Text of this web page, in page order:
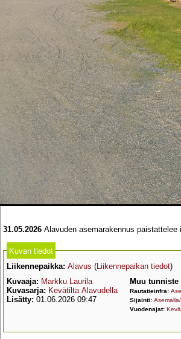
31.05.2026 Alavuden asemarakennus paistattelee
Kuvan tiedot
Liikennepaikka: Alavus (Liikennepaikan tiedot)
Kuvaaja: Markku Laurila
Kuvasarja: Kevätilta Alavudella
Lisätty: 01.06.2026 09:47
Muu tunniste
Rautatieinfra:
Sijainti:
Vuodenajat: